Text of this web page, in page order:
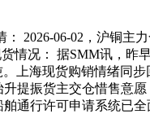
2026-06-02，沪铜主
情况： 据SMM讯，昨
。上海现货购销情绪同
提振货主交仓惜售意
通行许可申请系统已